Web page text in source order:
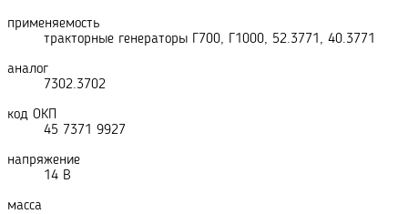
применяемость
тракторные генераторы Г700, Г1000, 52.3771, 40.3771
аналог
7302.3702
код ОКП
45 7371 9927
напряжение
14 В
масса